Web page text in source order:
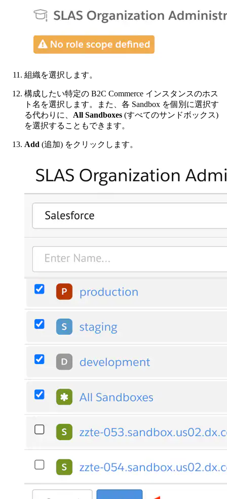
組織を選択します。
構成したい特定の B2C Commerce インスタンスのホス
ト名を選択します。また、各 Sandbox を個別に選択す
る代わりに、 All Sandboxes (すべてのサンドボックス)
を選択することもできます。
Add (追加) をクリックします。